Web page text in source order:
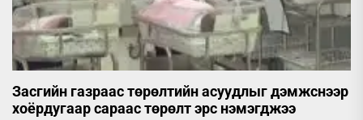
Засгийн газраас төрөлтийн асуудлыг дэмжснээр
хоёрдугаар сараас төрөлт эрс нэмэгджээ